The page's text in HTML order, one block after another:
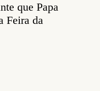
que Papa
Feira da